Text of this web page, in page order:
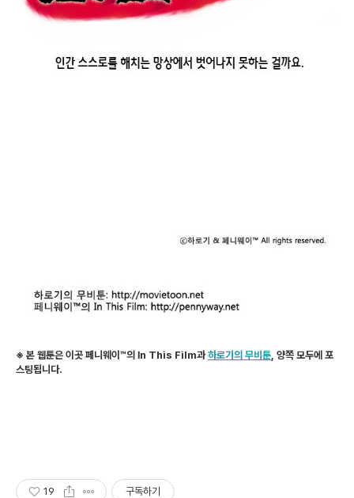
※ 본 웹툰은 이곳 페니웨이™의 In This Film과하로기의 무비툰 , 양쪽 모두에 포
스팅됩니다.
19 구독하기